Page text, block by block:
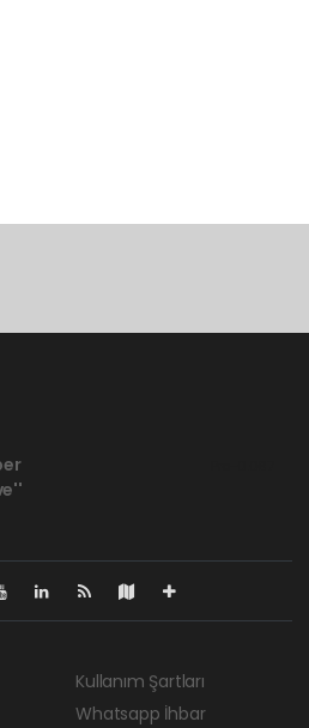
Kullanım Şartları
Whatsapp İhbar